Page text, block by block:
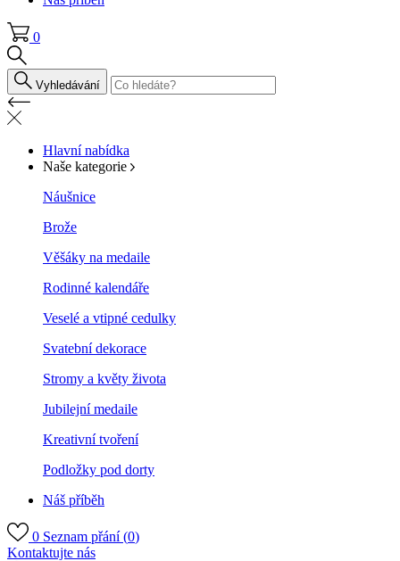
0
Vyhledávání
Hlavní nabídka
Naše kategorie
Náušnice
Brože
Věšáky na medaile
Rodinné kalendáře
Veselé a vtipné cedulky
Svatební dekorace
Stromy a květy života
Jubilejní medaile
Kreativní tvoření
Podložky pod dorty
Náš příběh
0 Seznam přání (0)
Kontaktujte nás